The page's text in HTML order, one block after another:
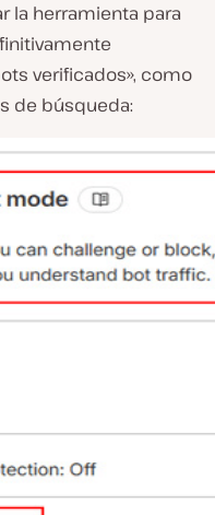
la herramienta para
verificados», como
de búsqueda: